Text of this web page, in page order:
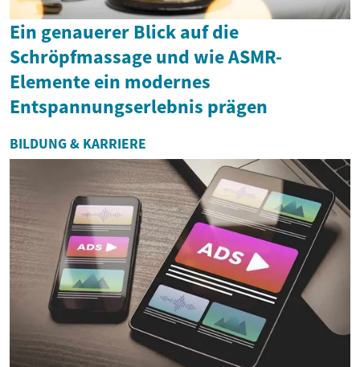
Ein genauerer Blick auf die
Schröpfmassage und wie ASMR-
Elemente ein modernes
Entspannungserlebnis prägen
BILDUNG & KARRIERE